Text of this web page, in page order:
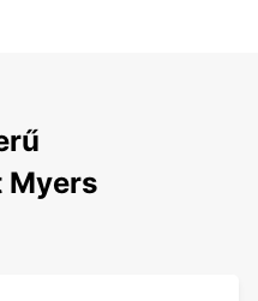
Myers